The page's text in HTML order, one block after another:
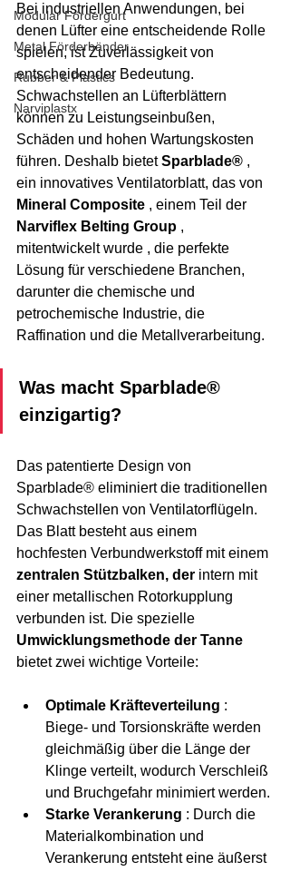
Modular Fördergurt
Metal Förderbänder
Rubber & Plastics
Narviplastx
Bei industriellen Anwendungen, bei
denen Lüfter eine entscheidende Rolle
spielen, ist Zuverlässigkeit von
entscheidender Bedeutung.
Schwachstellen an Lüfterblättern
können zu Leistungseinbußen,
Schäden und hohen Wartungskosten
führen. Deshalb bietet Sparblade® ,
ein innovatives Ventilatorblatt, das von
Mineral Composite , einem Teil der
Narviflex Belting Group ,
mitentwickelt wurde , die perfekte
Lösung für verschiedene Branchen,
darunter die chemische und
petrochemische Industrie, die
Raffination und die Metallverarbeitung.
Was macht Sparblade®
einzigartig?
Das patentierte Design von
Sparblade® eliminiert die traditionellen
Schwachstellen von Ventilatorflügeln.
Das Blatt besteht aus einem
hochfesten Verbundwerkstoff mit einem
zentralen Stützbalken, der intern mit
einer metallischen Rotorkupplung
verbunden ist. Die spezielle
Umwicklungsmethode der Tanne
bietet zwei wichtige Vorteile:
Optimale Kräfteverteilung :
Biege- und Torsionskräfte werden
gleichmäßig über die Länge der
Klinge verteilt, wodurch Verschleiß
und Bruchgefahr minimiert werden.
Starke Verankerung : Durch die
Materialkombination und
Verankerung entsteht eine äußerst